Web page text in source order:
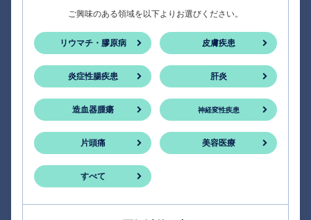
ご興味のある領域を以下よりお選びください。
リウマチ・膠原病 皮膚疾患
炎症性腸疾患 肝炎
造血器腫瘍 神経変性疾患
片頭痛 美容医療
すべて